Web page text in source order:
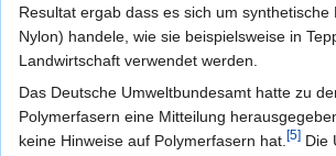
Resultat ergab dass es sich um synthetische
Nylon) handele, wie sie beispielsweise in
Landwirtschaft verwendet werden.
Das Deutsche Umweltbundesamt hatte zu
Polymerfasern eine Mitteilung
keine Hinweise auf Polymerfasern hat. [5] Die